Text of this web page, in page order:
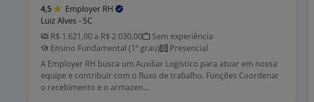
4,5 Employer RH
Luiz Alves - SC
R$ 1.621,00 a R$ 2.030,00
Sem experiência
Ensino Fundamental (1º grau)
Presencial
A Employer RH busca um Auxiliar Logístico para atuar em nossa
equipe e contribuir com o fluxo de trabalho. Funções Coordenar
o recebimento e o armazen...